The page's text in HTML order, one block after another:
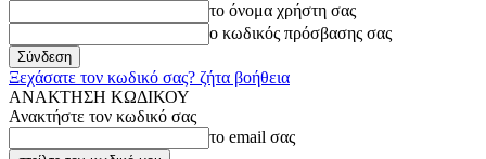
το όνομα χρήστη σας
ο κωδικός πρόσβασης σας
Ξεχάσατε τον κωδικό σας? ζήτα βοήθεια
ΑΝΑΚΤΗΣΗ ΚΩΔΙΚΟΥ
Ανακτήστε τον κωδικό σας
το email σας